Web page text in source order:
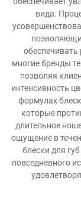
вида.
обеспечивать
многие бренды
позволяя
интенсивность
формулах
которые
длительное
ощущение в
блески для
повседневного